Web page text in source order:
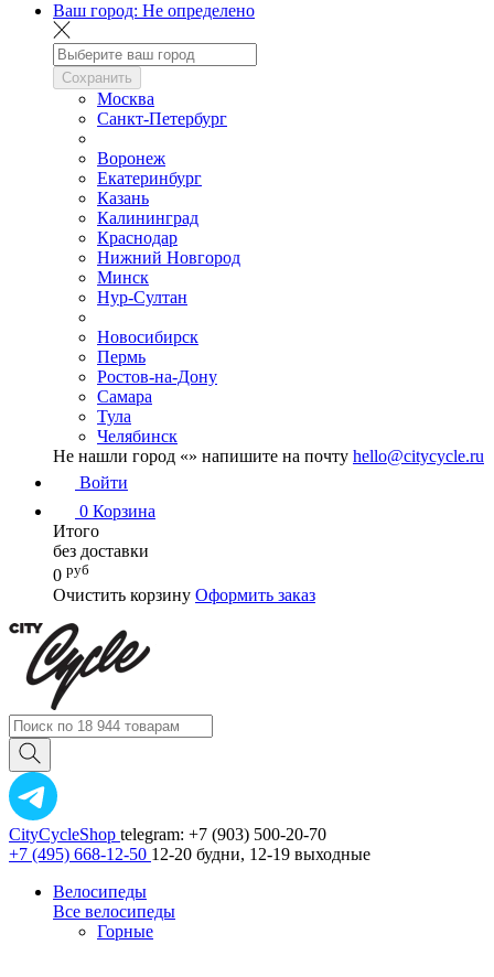
Ваш город: Не определено
Сохранить
Москва
Санкт-Петербург
Воронеж
Екатеринбург
Казань
Калининград
Краснодар
Нижний Новгород
Минск
Нур-Султан
Новосибирск
Пермь
Ростов-на-Дону
Самара
Тула
Челябинск
Не нашли город «» напишите на почту hello@citycycle.ru
Войти
0 Корзина
Итого
без доставки
0 руб
Очистить корзину Оформить заказ
CityCycleShop telegram: +7 (903) 500-20-70
+7 (495) 668-12-50 12-20 будни, 12-19 выходные
Велосипеды
Все велосипеды
Горные